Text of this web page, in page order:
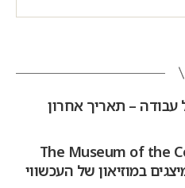
– תאריך אחרון
[:en]The Museum of